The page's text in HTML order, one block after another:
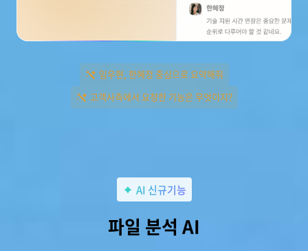
임우현, 한혜정 중심으로 요약해줘
고객사측에서 요청한 기능은 무엇이지?
AI 신규기능
파일 분석 AI